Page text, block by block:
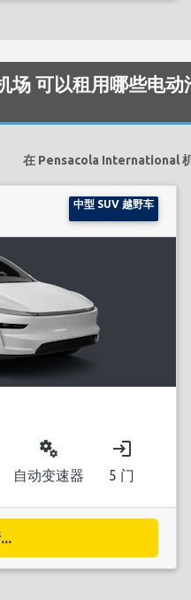
可以租用哪些电动
在 Pensacola International
中型 SUV 越野车
miscellaneous_services
自动变速器
login
5 门